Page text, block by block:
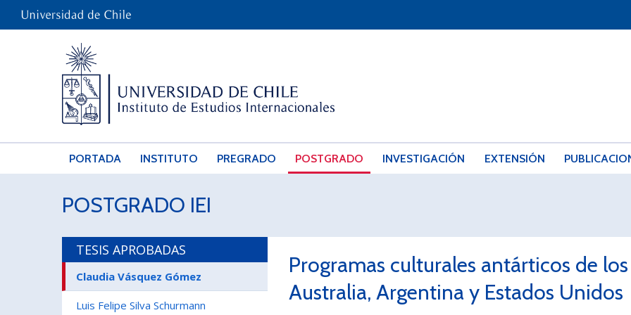
PORTADA INSTITUTO PREGRADO POSTGRADO INVESTIGACIÓN EXTENSIÓN
POSTGRADO IEI
TESIS APROBADAS
Claudia Vásquez Gómez
Luis Felipe Silva Schurmann
Programas culturales antárticos de
Australia, Argentina y Estados Unidos